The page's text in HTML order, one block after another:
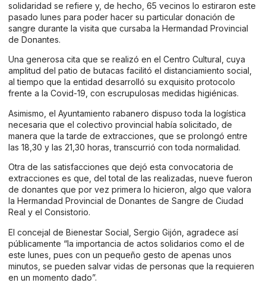
solidaridad se refiere y, de hecho, 65 vecinos lo estiraron este
pasado lunes para poder hacer su particular donación de
sangre durante la visita que cursaba la Hermandad Provincial
de Donantes.
Una generosa cita que se realizó en el Centro Cultural, cuya
amplitud del patio de butacas facilitó el distanciamiento social,
al tiempo que la entidad desarrolló su exquisito protocolo
frente a la Covid-19, con escrupulosas medidas higiénicas.
Asimismo, el Ayuntamiento rabanero dispuso toda la logística
necesaria que el colectivo provincial había solicitado, de
manera que la tarde de extracciones, que se prolongó entre
las 18,30 y las 21,30 horas, transcurrió con toda normalidad.
Otra de las satisfacciones que dejó esta convocatoria de
extracciones es que, del total de las realizadas, nueve fueron
de donantes que por vez primera lo hicieron, algo que valora
la Hermandad Provincial de Donantes de Sangre de Ciudad
Real y el Consistorio.
El concejal de Bienestar Social, Sergio Gijón, agradece así
públicamente “la importancia de actos solidarios como el de
este lunes, pues con un pequeño gesto de apenas unos
minutos, se pueden salvar vidas de personas que la requieren
en un momento dado”.